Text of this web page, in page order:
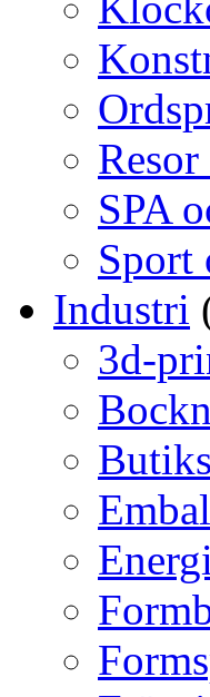
Resor
SPA
Sport
Industri
3d-
Energi